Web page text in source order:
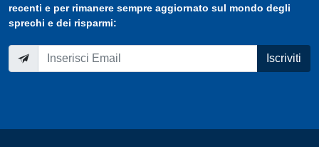
recenti e per rimanere sempre aggiornato sul mondo degli
sprechi e dei risparmi:
Iscriviti